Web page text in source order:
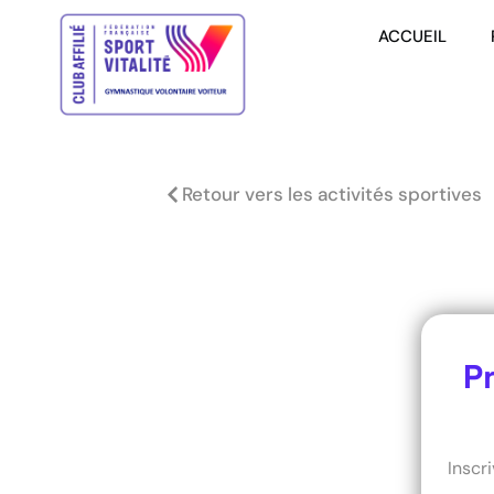
ACCUEIL
Retour vers les activités sportives